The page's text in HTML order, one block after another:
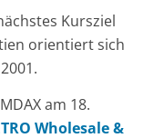
Kursziel
orientiert sich
am 18.
Wholesale &